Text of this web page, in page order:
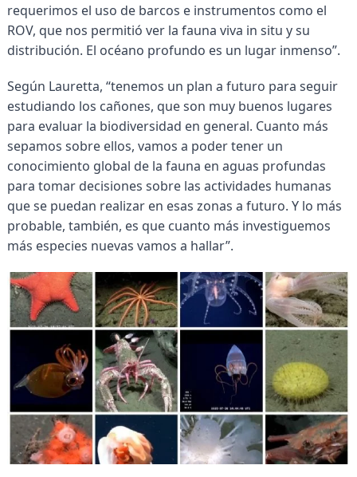
requerimos el uso de barcos e instrumentos como el
ROV, que nos permitió ver la fauna viva in situ y su
distribución. El océano profundo es un lugar inmenso”.
Según Lauretta, “tenemos un plan a futuro para seguir
estudiando los cañones, que son muy buenos lugares
para evaluar la biodiversidad en general. Cuanto más
sepamos sobre ellos, vamos a poder tener un
conocimiento global de la fauna en aguas profundas
para tomar decisiones sobre las actividades humanas
que se puedan realizar en esas zonas a futuro. Y lo más
probable, también, es que cuanto más investiguemos
más especies nuevas vamos a hallar”.